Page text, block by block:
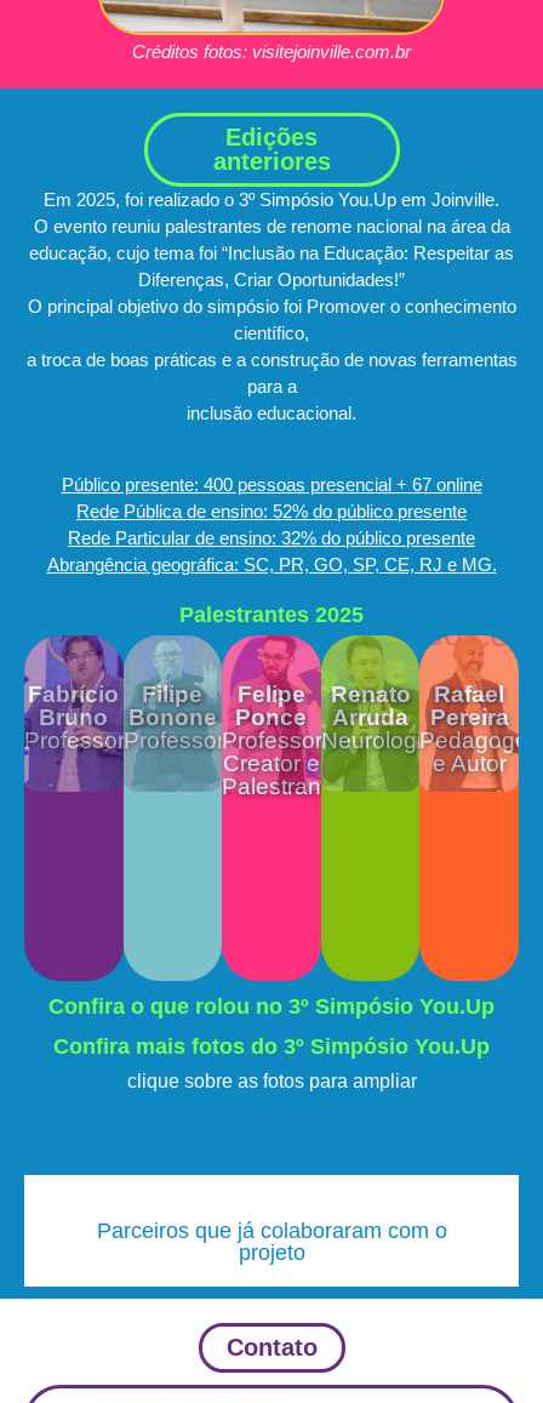
Créditos fotos: visitejoinville.com.br
Edições
anteriores
Em 2025, foi realizado o 3º Simpósio You.Up em Joinville.
O evento reuniu palestrantes de renome nacional na área da
educação, cujo tema foi “Inclusão na Educação: Respeitar as
Diferenças, Criar Oportunidades!”
O principal objetivo do simpósio foi Promover o conhecimento
científico,
a troca de boas práticas e a construção de novas ferramentas
para a
inclusão educacional.
Público presente: 400 pessoas presencial + 67 online
Rede Pública de ensino: 52% do público presente
Rede Particular de ensino: 32% do público presente
Abrangência geográfica: SC, PR, GO, SP, CE, RJ e MG.
Palestrantes 2025
Fabrício
Bruno
Professor
Filipe
Bonone
Professor
Felipe
Ponce
Professor,
Creator e
Palestrante
Renato
Arruda
Neurologista
Rafael
Pereira
Pedagogo
e Autor
Confira o que rolou no 3º Simpósio You.Up
Confira mais fotos do 3º Simpósio You.Up
clique sobre as fotos para ampliar
Parceiros que já colaboraram com o
projeto
Contato